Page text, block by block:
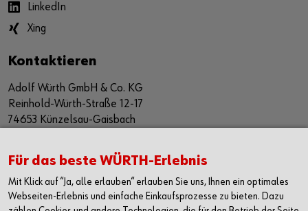
LinkedIn
Xing
Kontaktieren
Adolf Würth GmbH & Co. KG
Reinhold-Würth-Straße 12-17
74653 Künzelsau-Gaisbach
Alle Kontaktmöglichkeiten
+49 7940 15-2400
Für das beste WÜRTH-Erlebnis
Mit Klick auf “Ja, alle erlauben“ erlauben Sie uns, Ihnen ein optimales
Webseiten-Erlebnis und einfache Einkaufsprozesse zu bieten. Dazu